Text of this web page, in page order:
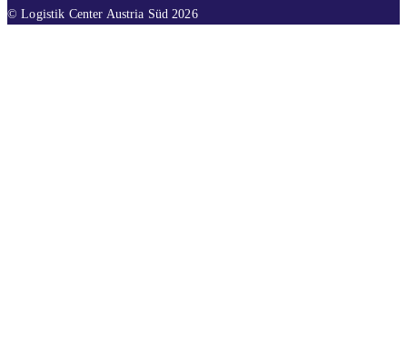
© Logistik Center Austria Süd 2026